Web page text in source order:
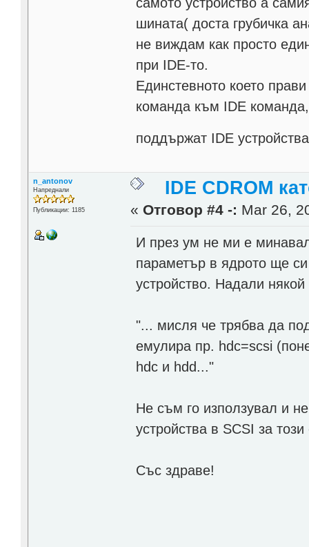
шината( доста грубичка
не виждам как просто
при IDE-то.
Единстевното което
команда към IDE
поддържат IDE
n_antonov
Напреднали
Публикации: 1185
IDE CDROM
« Отговор #4 -: Mar 26,
И през ум не ми е
параметър в ядрото ще си
устройство. Надали
"... мисля че трябва да
емулира пр. hdc=scsi
hdc и hdd..."
Не съм го използувал и
устройства в SCSI за
Със здраве!